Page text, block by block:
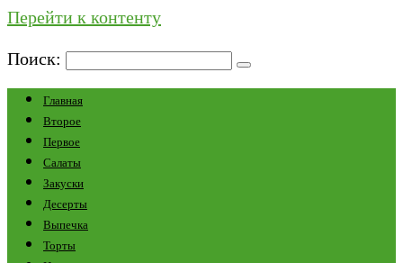
Перейти к контенту
Поиск:
Главная
Второе
Первое
Салаты
Закуски
Десерты
Выпечка
Торты